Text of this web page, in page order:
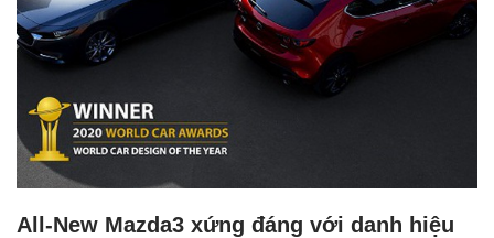
All-New Mazda3 xứng đáng với danh hiệu